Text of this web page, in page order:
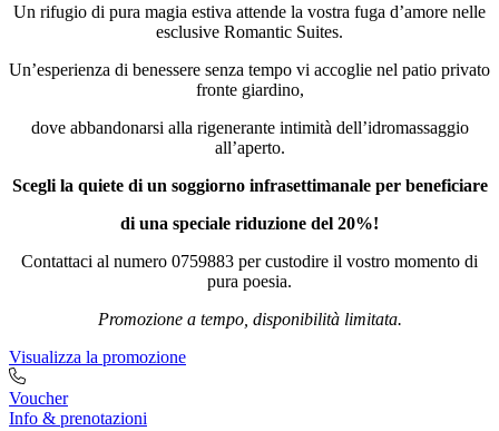
Un rifugio di pura magia estiva attende la vostra fuga d’amore nelle
esclusive Romantic Suites.
Un’esperienza di benessere senza tempo vi accoglie nel patio privato
fronte giardino,
dove abbandonarsi alla rigenerante intimità dell’idromassaggio
all’aperto.
Scegli la quiete di un soggiorno infrasettimanale per beneficiare
di una speciale riduzione del 20%!
Contattaci al numero 0759883 per custodire il vostro momento di
pura poesia.
Promozione a tempo, disponibilità limitata.
Visualizza la promozione
Voucher
Info & prenotazioni